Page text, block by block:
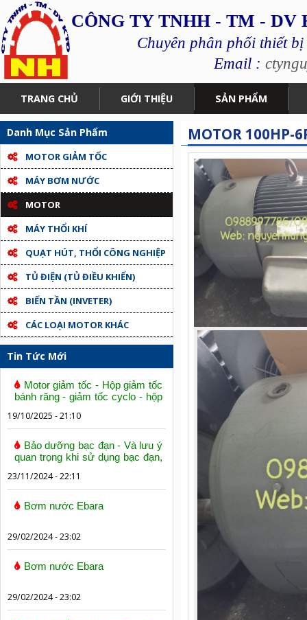
CÔNG TY TNHH - TM -
Chuyên phân phối thiết
Email :
TRANG CHỦ GIỚI THIỆU SẢN PHẨM
Danh Mục Sản Phẩm
MOTOR GIẢM TỐC
MÁY BƠM NƯỚC
MOTOR
MÁY THỔI KHÍ
QUẠT HÚT, THỔI CÔNG NGHIỆP
TỦ ĐIỆN (TỦ ĐIỀU KHIỂN)
BIẾN TẦN (INVETER)
CÁC LOẠI MOTOR KHÁC
Tin Tức Mới
Motor giảm tốc - Hộp giảm tốc
bánh răng - giảm tốc cyclo - hộp
19/10/2025 - 21:10
Bảo dưỡng bạc đạn - Và lưu ý
quan trọng khi sử dụng bạc đạn,
23/11/2024 - 22:11
Bơm nước Ebara
29/02/2024 - 23:02
Bơm nước Ebara
29/02/2024 - 23:02
MOTOR 100HP-